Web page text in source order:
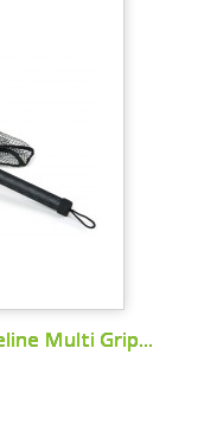
Multi Grip...